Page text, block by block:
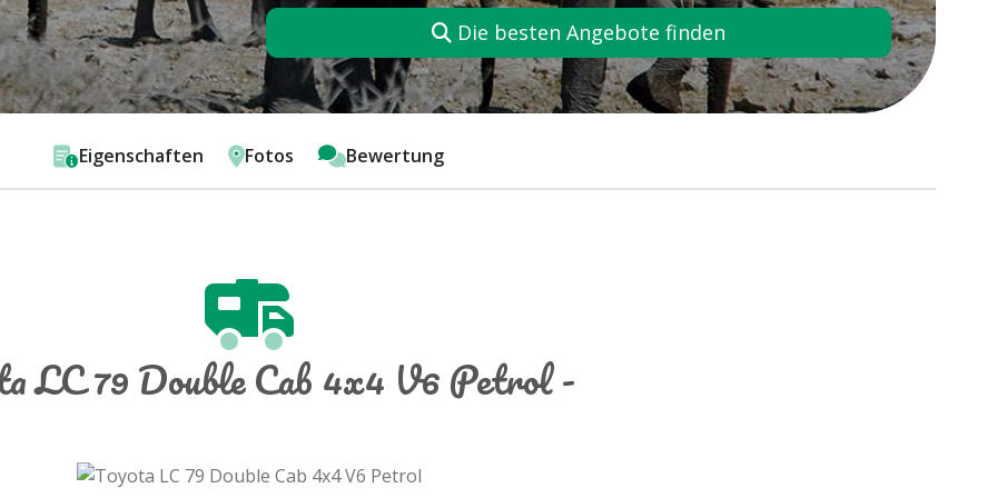
Die besten Angebote finden
Eigenschaften Fotos Bewertung
LC 79 Double Cab 4x4 V6 Petrol -